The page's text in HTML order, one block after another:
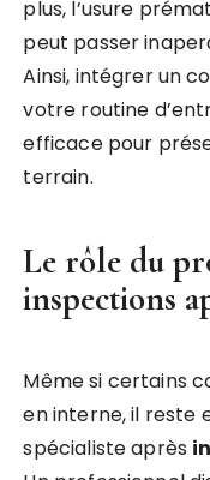
plus, l’usure
peut passer
Ainsi, intégrer un
votre routine
efficace pour
terrain.
Le rôle du
inspections
Même si certains
en interne, il reste
spécialiste après